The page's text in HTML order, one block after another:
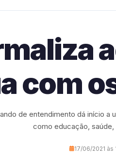
com
de entendimento dá início a
como educação,
17/06/2021 às